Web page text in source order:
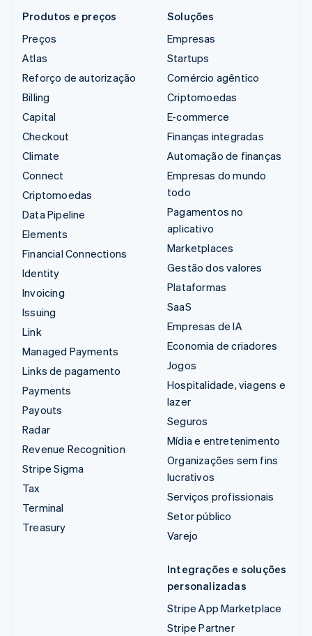
Produtos e preços
Preços
Atlas
Reforço de autorização
Billing
Capital
Checkout
Climate
Connect
Criptomoedas
Data Pipeline
Elements
Financial Connections
Identity
Invoicing
Issuing
Link
Managed Payments
Links de pagamento
Payments
Payouts
Radar
Revenue Recognition
Stripe Sigma
Tax
Terminal
Treasury
Soluções
Empresas
Startups
Comércio agêntico
Criptomoedas
E-commerce
Finanças integradas
Automação de finanças
Empresas do mundo
todo
Pagamentos no
aplicativo
Marketplaces
Gestão dos valores
Plataformas
SaaS
Empresas de IA
Economia de criadores
Jogos
Hospitalidade, viagens e
lazer
Seguros
Mídia e entretenimento
Organizações sem fins
lucrativos
Serviços profissionais
Setor público
Varejo
Integrações e soluções
personalizadas
Stripe App Marketplace
Stripe Partner